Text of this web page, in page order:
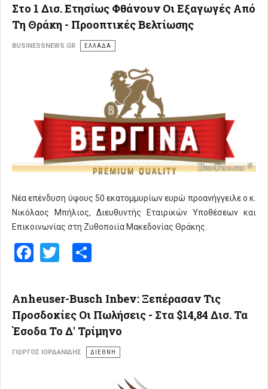
Στο 1 Δισ. Ετησίως Φθάνουν Οι Εξαγωγές Από
Τη Θράκη - Προοπτικές Βελτίωσης
BUSINESSNEWS.GR ΕΛΛΑΔΑ
Νέα επένδυση ύψους 50 εκατομμυρίων ευρώ προανήγγειλε ο κ.
Νικόλαος Μπήλιος, Διευθυντής Εταιρικών Υποθέσεων και
Επικοινωνίας στη Ζυθοποιία Μακεδονίας Θράκης.
Facebook
Twitter
Anheuser-Busch Inbev: Ξεπέρασαν Τις
Προσδοκίες Οι Πωλήσεις - Στα $14,84 Δισ. Τα
Έσοδα Το Δ' Τρίμηνο
ΓΙΏΡΓΟΣ ΙΟΡΔΑΝΊΔΗΣ ΔΙΕΘΝΗ